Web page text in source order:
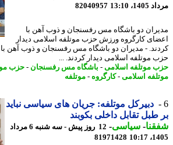
13:10
82040957
دو باشگاه مس رفسنجان و ذوب آهن با
کارگروه ورزش حزب موتلفه اسلامی دیدار
- مدیران دو باشگاه مس رفسنجان و ذوب آهن با
موتلفه اسلامی دیدار کردند. ...
موتلفه اسلامی-باشگاه مس رفسنجان-حزب موتلفه
اسلامی-کارگروه- موتلفه
دبیرکل موتلفه: جریان های سیاسی نباید
تقابل داخلی بکوبند
-سیاسی-
12 روز پیش - سه شنبه 6 مرداد
81971428